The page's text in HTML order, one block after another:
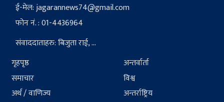
ई-मेल:jagarannews74@gmail.com
फोन नं. : 01-4436964
संवाददाताहरु: बिजुता राई, ...
गृहपृष्ठ
समाचार
अर्थ / वाणिज्य
अन्तर्वार्ता
विश्व
अन्तर्राष्ट्रिय